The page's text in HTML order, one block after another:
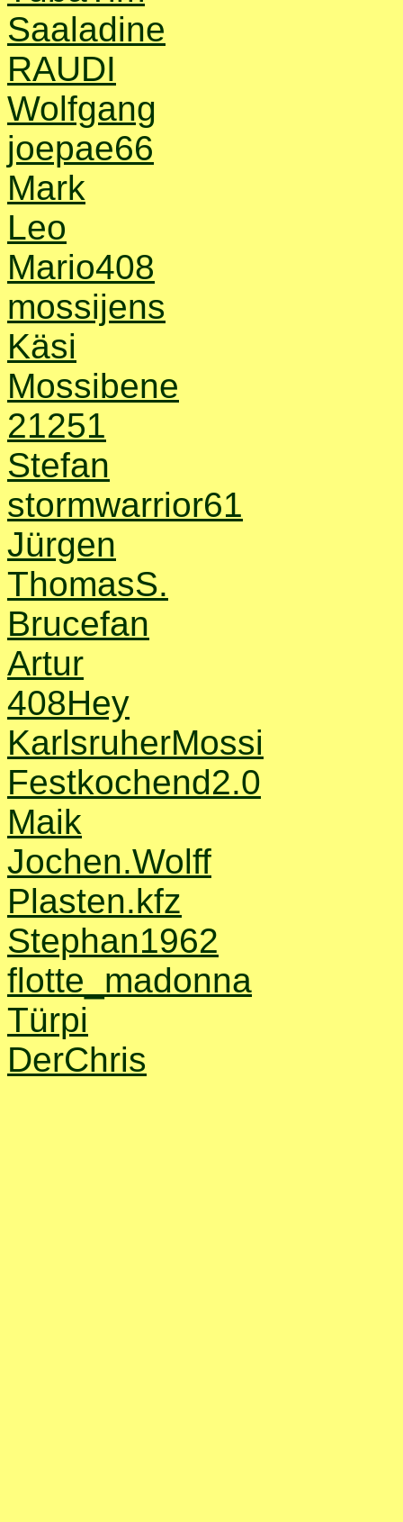
Saaladine
RAUDI
Wolfgang
joepae66
Mark
Leo
Mario408
mossijens
Käsi
Mossibene
21251
Stefan
stormwarrior61
Jürgen
ThomasS.
Brucefan
Artur
408Hey
KarlsruherMossi
Festkochend2.0
Maik
Jochen.Wolff
Plasten.kfz
Stephan1962
flotte_madonna
Türpi
DerChris